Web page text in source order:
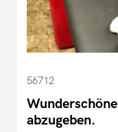
56712
abzugeben.